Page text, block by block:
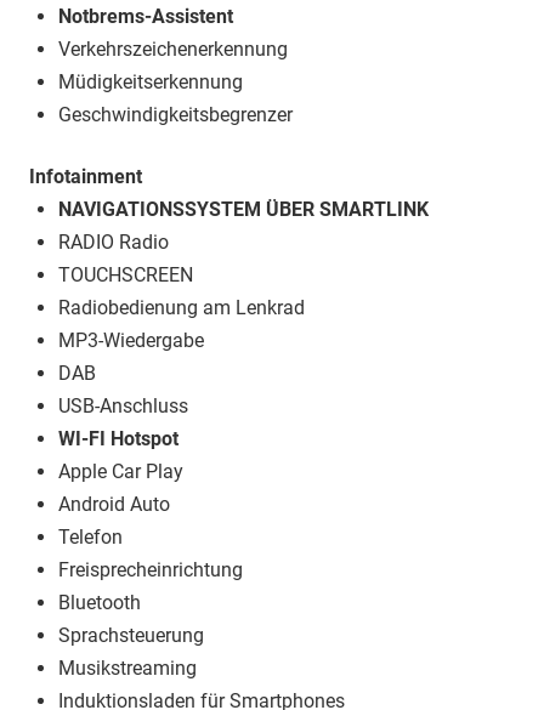
Notbrems-Assistent
Verkehrszeichenerkennung
Müdigkeitserkennung
Geschwindigkeitsbegrenzer
Infotainment
NAVIGATIONSSYSTEM ÜBER SMARTLINK
RADIO Radio
TOUCHSCREEN
Radiobedienung am Lenkrad
MP3-Wiedergabe
DAB
USB-Anschluss
WI-FI Hotspot
Apple Car Play
Android Auto
Telefon
Freisprecheinrichtung
Bluetooth
Sprachsteuerung
Musikstreaming
Induktionsladen für Smartphones